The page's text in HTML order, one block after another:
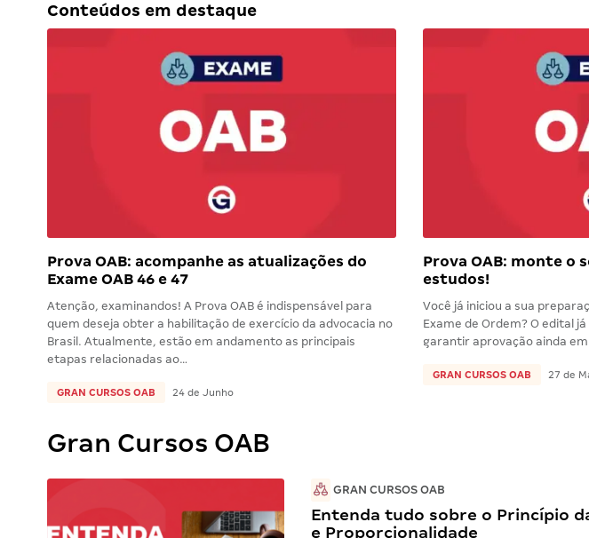
Conteúdos em destaque
Prova OAB: acompanhe as atualizações do
Exame OAB 46 e 47
Atenção, examinandos! A Prova OAB é indispensável para
quem deseja obter a habilitação de exercício da advocacia no
Brasil. Atualmente, estão em andamento as principais
etapas relacionadas ao…
GRAN CURSOS OAB 24 de Junho
Prova OAB: monte o
estudos!
Você já iniciou a sua
Exame de Ordem? O edital
garantir aprovação ainda
GRAN CURSOS OAB 27 de
Gran Cursos OAB
GRAN CURSOS OAB
Entenda tudo sobre o Princípio
e Proporcionalidade